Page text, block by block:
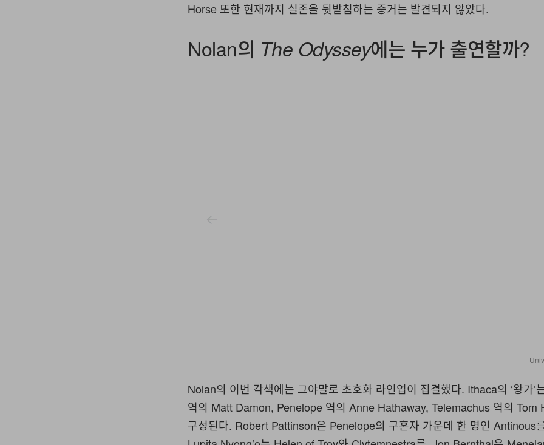
Horse 또한 현재까지 실존을 뒷받침하는 증거는 발견되지 않았다.
Nolan의 The Odyssey에는 누가 출연할까?
Nolan의 이번 각색에는 그야말로 초호화 라인업이 집결했다. Ithaca의 ‘왕가’
역의 Matt Damon, Penelope 역의 Anne Hathaway, Telemachus 역의 Tom
구성된다. Robert Pattinson은 Penelope의 구혼자 가운데 한 명인 Antinous